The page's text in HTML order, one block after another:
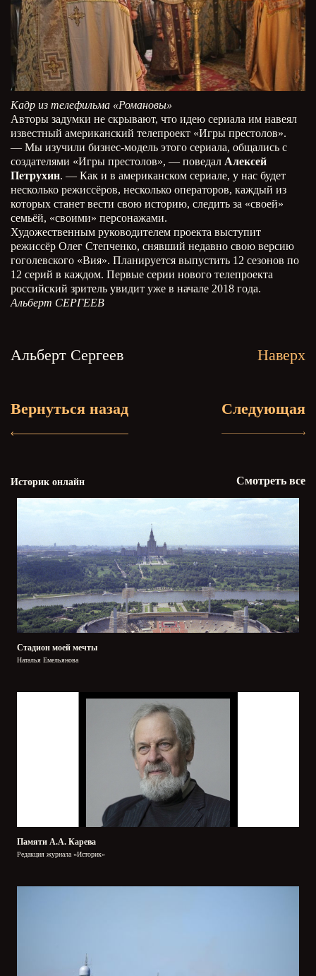
Кадр из телефильма «Романовы»
Авторы задумки не скрывают, что идею сериала им навеял
известный американский телепроект «Игры престолов».
— Мы изучили бизнес-модель этого сериала, общались с
создателями «Игры престолов», — поведал Алексей
Петрухин. — Как и в американском сериале, у нас будет
несколько режиссёров, несколько операторов, каждый из
которых станет вести свою историю, следить за «своей»
семьёй, «своими» персонажами.
Художественным руководителем проекта выступит
режиссёр Олег Степченко, снявший недавно свою версию
гоголевского «Вия». Планируется выпустить 12 сезонов по
12 серий в каждом. Первые серии нового телепроекта
российский зритель увидит уже в начале 2018 года.
Альберт СЕРГЕЕВ
Альберт Сергеев Наверх
Вернуться назад Следующая
Историк онлайн Смотреть все
Стадион моей мечты
Наталья Емельянова
Памяти А.А. Карева
Редакция журнала «Историк»